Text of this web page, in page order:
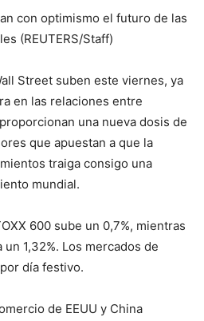
con optimismo el futuro de las
(REUTERS/Staff)
Street suben este viernes, ya
en las relaciones entre
una nueva dosis de
que apuestan a que la
traiga consigo una
mundial.
600 sube un 0,7%, mientras
1,32%. Los mercados de
día festivo.
de EEUU y China